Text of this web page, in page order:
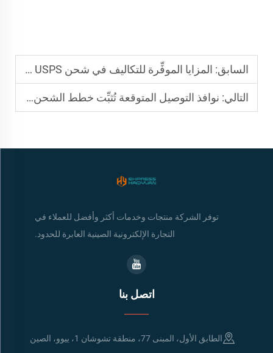
السابق: المزايا الموفِّرة للتكاليف في شحن USPS الدولي للبضائع عالية الحجم
التالي: نوافذ التوصيل المتوقعة تُثبِّت خطط الشحن الدولي الخاصة بك عبر خدمة البريد الأمريكية (USPS)
توفر الشركة منتجات وخدمات أكثر وأفضل للعملاء في
التجارة الإلكترونية الصينية العابرة للحدود.
اتصل بنا
الطابق الأول، المبنى 77، منطقة تشوشان 1، ييوو، الصين